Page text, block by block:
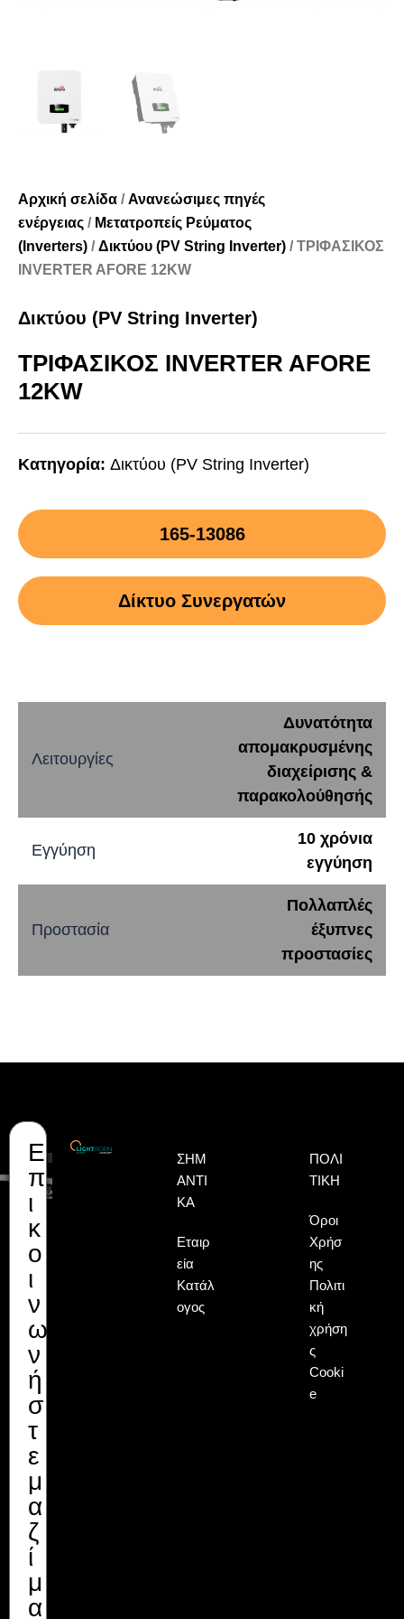
Αρχική σελίδα /Ανανεώσιμες πηγές
ενέργειας / Μετατροπείς Ρεύματος
(Inverters) /Δικτύου (PV String Inverter) / ΤΡΙΦΑΣΙΚΟΣ
INVERTER AFORE 12KW
Δικτύου (PV String Inverter)
ΤΡΙΦΑΣΙΚΟΣ INVERTER AFORE
12KW
165-13086
Δίκτυο Συνεργατών
Κατηγορία: Δικτύου (PV String Inverter)
Λειτουργίες
Δυνατότητα
απομακρυσμένης
διαχείρισης &
παρακολούθησής
Εγγύηση
10 χρόνια
εγγύηση
Προστασία
Πολλαπλές
έξυπνες
προστασίες
Ε
π
ι
κ
ο
ι
ν
ω
ν
ή
σ
τ
ε
μ
α
ζ
ί
μ
α
Όνομα
Επώνυμο
Email
ΣΗΜ
ΑΝΤΙ
ΚΆ
Εταιρ
εία
Κατάλ
ογος
ΠΟΛΙ
ΤΙΚΉ
Όροι
Χρήσ
ης
Πολιτι
κή
χρήση
ς
Cooki
e